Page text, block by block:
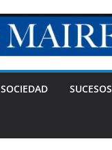
SOCIEDAD SUCESOS